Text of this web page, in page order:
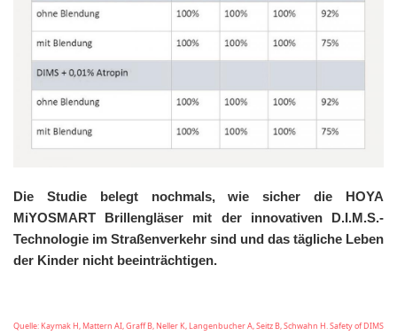
Die Studie belegt nochmals, wie sicher die HOYA
MiYOSMART Brillengläser mit der innovativen D.I.M.S.-
Technologie im Straßenverkehr sind und das tägliche Leben
der Kinder nicht beeinträchtigen.
Quelle: Kaymak H, Mattern AI, Graff B, Neller K, Langenbucher A, Seitz B, Schwahn H. Safety of DIMS